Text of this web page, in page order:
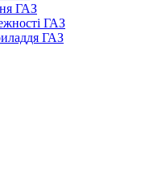
ГАЗ
ГАЗ
ГАЗ